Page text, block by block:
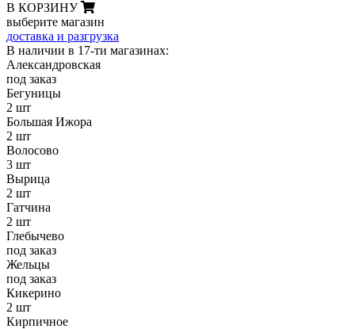
В КОРЗИНУ
выберите магазин
доставка и разгрузка
В наличии в 17-ти магазинах:
Александровская
под заказ
Бегуницы
2 шт
Большая Ижора
2 шт
Волосово
3 шт
Вырица
2 шт
Гатчина
2 шт
Глебычево
под заказ
Жельцы
под заказ
Кикерино
2 шт
Кирпичное